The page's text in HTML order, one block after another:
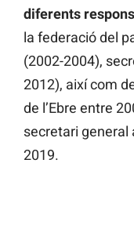
diferents
la federació del
(2002-2004),
2012), així com
de l’Ebre entre
secretari general
2019.